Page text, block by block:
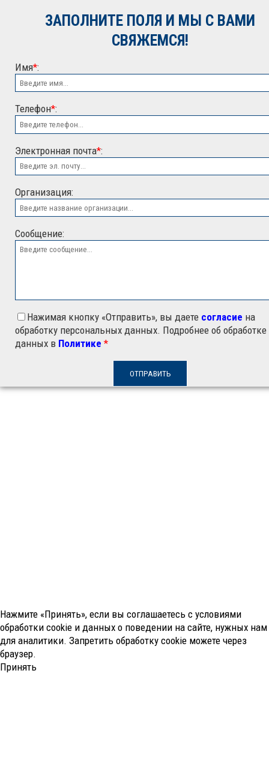
обработке данных вПолитике
*
ООО "ЭСК"
ЗАПОЛНИТЕ ПОЛЯ И МЫ С ВАМИ
СВЯЖЕМСЯ!
Имя*:
Телефон*:
Электронная почта*:
Организация:
Сообщение:
Нажимая кнопку «Отправить», вы даете согласие на
обработку персональных данных. Подробнее об обработке
данных в Политике *
Нажмите «Принять», если вы соглашаетесь с условиями
обработки cookie и данных о поведении на сайте, нужных нам
для аналитики. Запретить обработку cookie можете через
браузер.
Принять